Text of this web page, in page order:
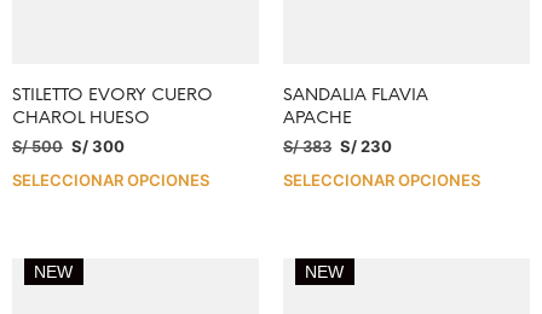
STILETTO EVORY CUERO
CHAROL HUESO
S/500 S/300
SELECCIONAR OPCIONES
SANDALIA FLAVIA
APACHE
S/383 S/230
SELECCIONAR OPCIONES
NEW NEW